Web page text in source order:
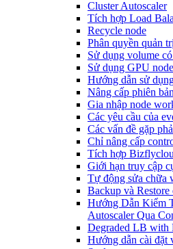
Cluster Autoscaler
Tích hợp Load
Recycle node
Phân quyền quản
Sử dụng volume
Sử dụng GPU
Hướng dẫn sử
Nâng cấp phiên
Gia nhập node
Các yêu cầu của
Các vấn đề gặp
Chỉ nâng cấp
Tích hợp
Giới hạn truy cập
Tự động sửa chữa
Backup và
Hướng Dẫn Kiểm
Autoscaler Qua
Degraded LB with
Hướng dẫn cài đặt